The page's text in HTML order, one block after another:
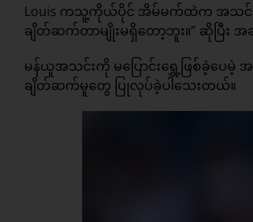
Louis ကသူ့ကိုယ်ပိုင် အိမ်မက်ထဲက အသင်း
ချိတ်ဆက်တာမျိုးမရှိတော့ဘူး။” ဆိုပြီး
မန်ယူအသင်းကို မပြောင်းရွှေ့ဖြစ်ခဲ့ပေ
ချိတ်ဆက်မူတွေ ပြုလုပ်ခဲ့ပါသေးတယ်။